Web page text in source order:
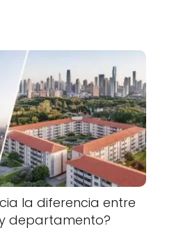
la diferencia entre
departamento?